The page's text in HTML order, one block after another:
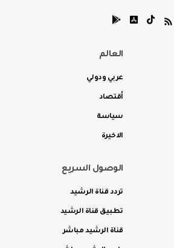
العالم
عربي ودولي
أقتصاد
سياسة
الاخيرة
الوصول السريع
تردد قناة الرشيد
تطبيق قناة الرشيد
قناة الرشيد مباشر